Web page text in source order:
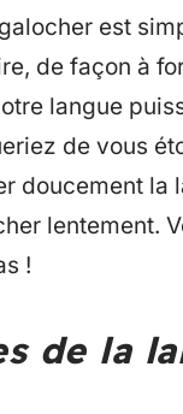
est
de façon à
langue
de vous
doucement la
lentement.
!
de la